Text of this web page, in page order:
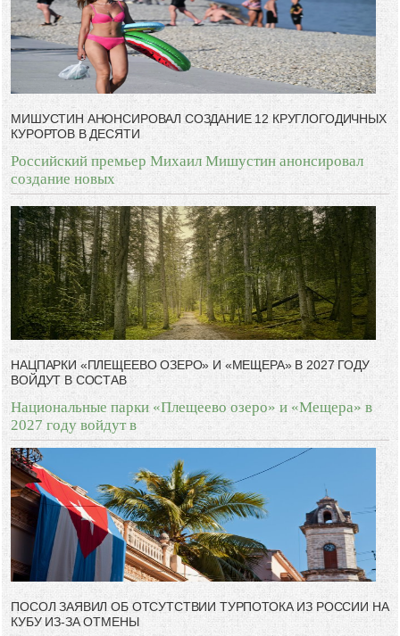
МИШУСТИН АНОНСИРОВАЛ СОЗДАНИЕ 12 КРУГЛОГОДИЧНЫХ
КУРОРТОВ В ДЕСЯТИ
Российский премьер Михаил Мишустин анонсировал
создание новых
НАЦПАРКИ «ПЛЕЩЕЕВО ОЗЕРО» И «МЕЩЕРА» В 2027 ГОДУ
ВОЙДУТ В СОСТАВ
Национальные парки «Плещеево озеро» и «Мещера» в
2027 году войдут в
ПОСОЛ ЗАЯВИЛ ОБ ОТСУТСТВИИ ТУРПОТОКА ИЗ РОССИИ НА
КУБУ ИЗ-ЗА ОТМЕНЫ